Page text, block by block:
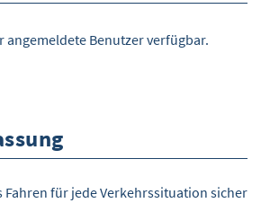
angemeldete Benutzer verfügbar.
Fahren für jede Verkehrssituation sicher